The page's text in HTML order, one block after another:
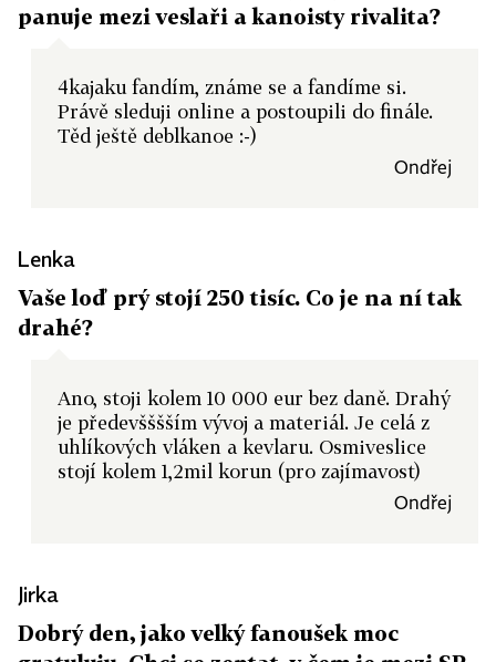
panuje mezi veslaři a kanoisty rivalita?
4kajaku fandím, známe se a fandíme si.
Právě sleduji online a postoupili do finále.
Těd ještě deblkanoe :-)
Ondřej
Lenka
Vaše loď prý stojí 250 tisíc. Co je na ní tak
drahé?
Ano, stoji kolem 10 000 eur bez daně. Drahý
je předevšššším vývoj a materiál. Je celá z
uhlíkových vláken a kevlaru. Osmiveslice
stojí kolem 1,2mil korun (pro zajímavost)
Ondřej
Jirka
Dobrý den, jako velký fanoušek moc